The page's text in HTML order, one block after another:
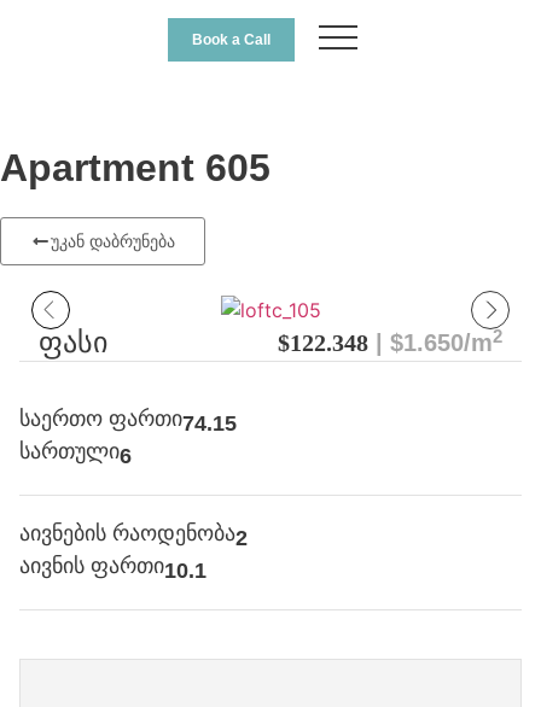
Book a Call
Apartment 605
უკან დაბრუნება
ფასი $122.348 | $1.650/m2
საერთო ფართი74.15
სართული6
აივნების რაოდენობა2
აივნის ფართი10.1